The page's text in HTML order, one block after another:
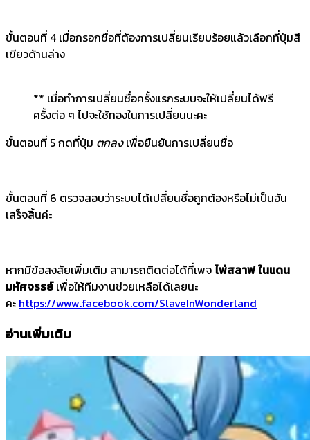
ขั้นตอนที่ 4 เมื่อกรอกชื่อที่ต้องการเปลี่ยนเรียบร้อยแล้วเลือกที่ปุ่มสี
เขียวด้านล่าง
** เมื่อทำการเปลี่ยนชื่อครั้งแรกระบบจะให้เปลี่ยนได้ฟรี
ครั้งต่อ ๆ ไปจะใช้ทองในการเปลี่ยนนะคะ
ขั้นตอนที่ 5 กดที่ปุ่ม ตกลงเพื่อยืนยันการเปลี่ยนชื่อ
ขั้นตอนที่ 6 ตรวจสอบว่าระบบได้เปลี่ยนชื่อถูกต้องหรือไม่เป็นอัน
เสร็จสิ้นค่ะ
หากมีข้อสงสัยเพิ่มเติม สามารถติดต่อได้ที่เพจไพ่สลาฟ ในแดน
มหัศจรรย์เพื่อให้ทีมงานช่วยเหลือได้เลยนะ
คะ https://www.facebook.com/SlaveInWonderland
อ่านเพิ่มเติม